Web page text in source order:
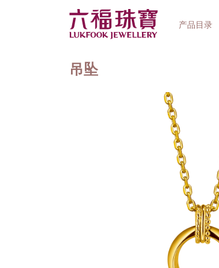
产品目录
精选礼品
吊坠